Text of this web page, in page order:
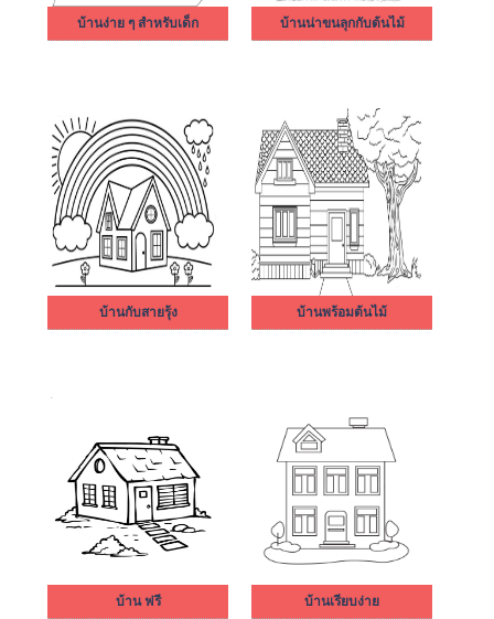
บ้านง่าย ๆ สำหรับเด็ก บ้านน่าขนลุกกับต้นไม้
บ้านกับสายรุ้ง บ้านพร้อมต้นไม้
บ้าน ฟรี บ้านเรียบง่าย